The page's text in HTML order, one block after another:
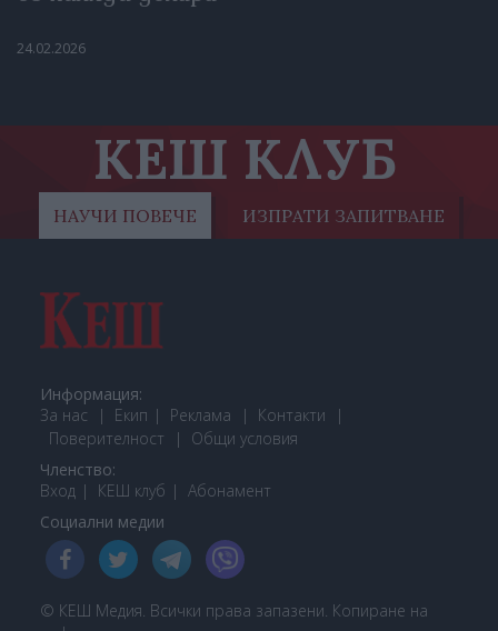
24.02.2026
КЕШ КЛУБ
НАУЧИ ПОВЕЧЕ ИЗПРАТИ ЗАПИТВАНЕ
Информация:
За нас
Екип Реклама
Контакти
Поверителност
Общи условия
Членство:
Вход
КЕШ клуб Абонамент
Социални медии
© КЕШ Медия. Всички права запазени. Копиране на